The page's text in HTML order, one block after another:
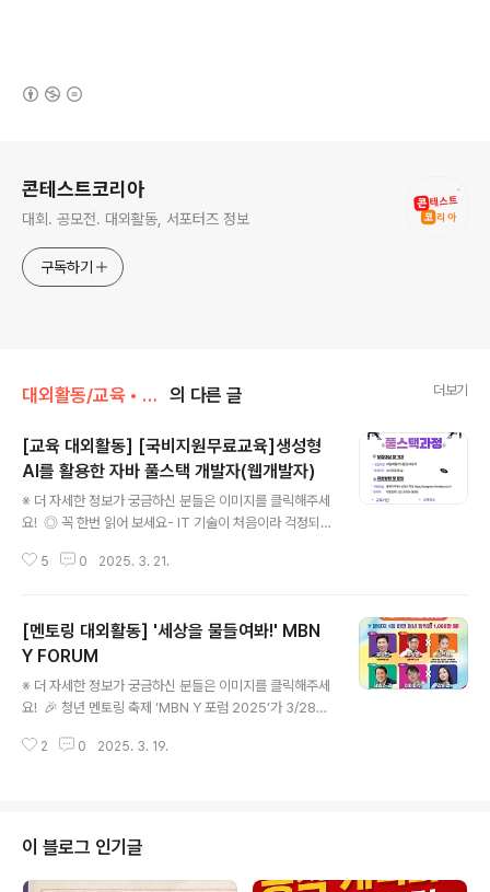
콘테스트코리아
대회. 공모전. 대외활동, 서포터즈 정보
구독하기
대외활동/교육 • 강연 • 멘토링 의 다른 글 더보기
[교육 대외활동] [국비지원무료교육]생성형
AI를 활용한 자바 풀스택 개발자(웹개발자)
※ 더 자세한 정보가 궁금하신 분들은 이미지를 클릭해주세
요! ◎ 꼭 한번 읽어 보세요- IT 기술이 처음이라 걱정되시
업 성공 하고 싶은 분- 리얼한 산업 실무 프로젝트 기술을
원무료교육]생성형 AI를 활용한 자바(JAVA) 풀스택 개발
자 (SpringBoot & React.js) ◎ 모집 대상- 국민내일배
움카드를 발급 받아 직업 훈련에 참여를 희망하는 국민 누
구나- 실업자, 비진학 예정 고교 3학년 재학생, 대학졸업예
자- 특수형태근로종사자, 중소기업 노동자, 기간제, 단시간
5 0 2025. 3. 21.
[멘토링 대외활동] '세상을 물들여봐!' MBN
Y FORUM
※ 더 자세한 정보가 궁금하신 분들은 이미지를 클릭해주세
요! 🎉 청년 멘토링 축제 ‘MBN Y 포럼 2025’가 3/28
들이는 특별한 경험! Y 챌린지 ‘청년 장학금 1천만원’의 주
에게 꿈과 영감을 전하기 위해 매년 개최하고 있는 청년 멘
토링 축제입니다.제 15회 'MBN Y 포럼 2025'는 함께 소
통하고 즐기며 배울 수 있는 독창적인 축제의 장으로 펼쳐
2 0 2025. 3. 19.
이 블로그 인기글